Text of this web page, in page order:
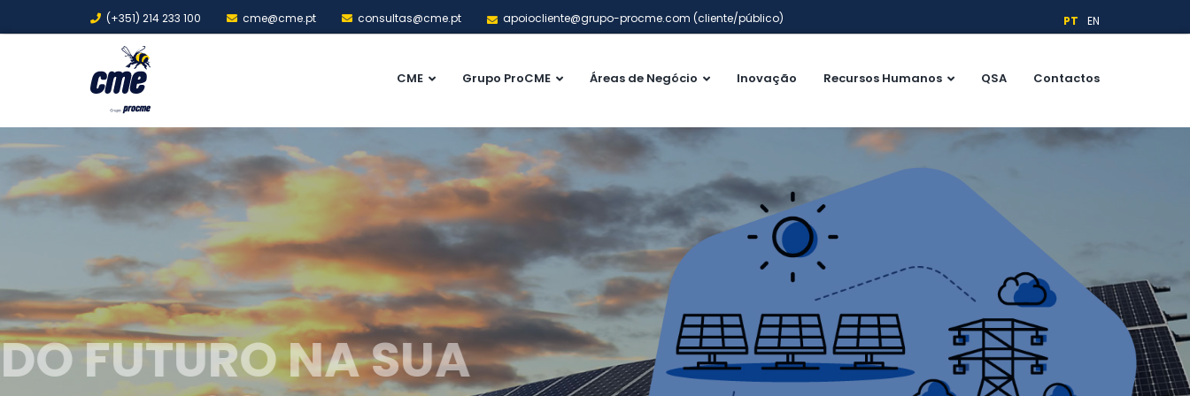
(+351) 214 233 100 cme@cme.pt consultas@cme.pt apoiocliente@grupo-procme.com (cliente/público) PT EN
CME Grupo ProCME Áreas de Negócio Inovação Recursos Humanos QSA Contactos
A ENERGIA DO FUTURO NA SUA